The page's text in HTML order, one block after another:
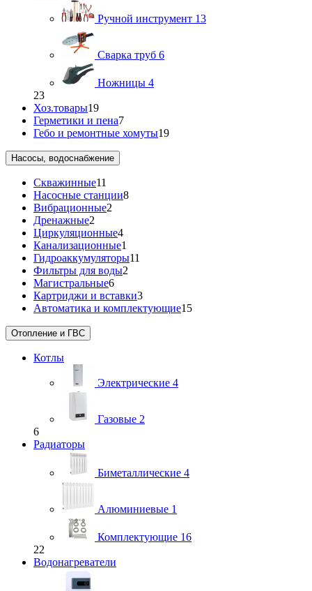
Ручной инструмент 13
Сварка труб 6
Ножницы 4
23
Хоз.товары19
Герметики и пена7
Гебо и ремонтные хомуты19
Насосы, водоснабжение
Скважинные11
Насосные станции8
Вибрационные2
Дренажные2
Циркуляционные4
Канализационные1
Гидроаккумуляторы11
Фильтры для воды2
Магистральные6
Картриджи и вставки3
Автоматика и комплектующие15
Отопление и ГВС
Котлы
Электрические 4
Газовые 2
6
Радиаторы
Биметаллические 4
Алюминиевые 1
Комплектующие 16
22
Водонагреватели